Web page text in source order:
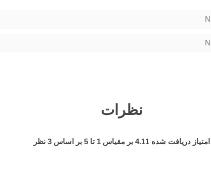
نظرات
امتیاز دریافت شده4.11 بر مقیاس1 تا5 بر اساس3 نظر